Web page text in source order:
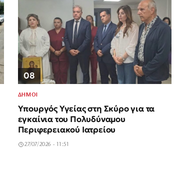
08
ΔΗΜΟΙ
Υπουργός Υγείας στη Σκύρο για τα
εγκαίνια του Πολυδύναμου
Περιφερειακού Ιατρείου
27/07/2026 - 11:51